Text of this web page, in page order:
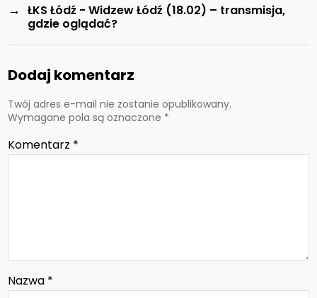
→ ŁKS Łódź - Widzew Łódź (18.02) – transmisja,
gdzie oglądać?
Dodaj komentarz
Twój adres e-mail nie zostanie opublikowany.
Wymagane pola są oznaczone *
Komentarz *
Nazwa *